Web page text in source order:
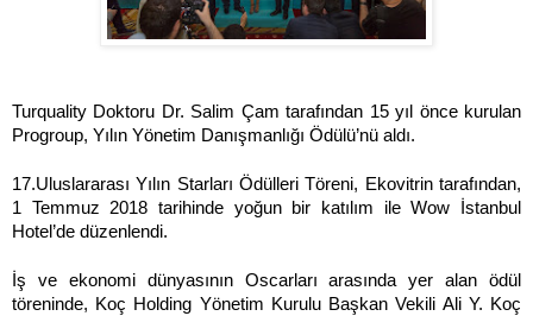
Turquality Doktoru Dr. Salim Çam tarafından 15 yıl önce kurulan
Progroup, Yılın Yönetim Danışmanlığı Ödülü’nü aldı.
17.Uluslararası Yılın Starları Ödülleri Töreni, Ekovitrin tarafından,
1 Temmuz 2018 tarihinde yoğun bir katılım ile Wow İstanbul
Hotel’de düzenlendi.
İş ve ekonomi dünyasının Oscarları arasında yer alan ödül
töreninde, Koç Holding Yönetim Kurulu Başkan Vekili Ali Y. Koç